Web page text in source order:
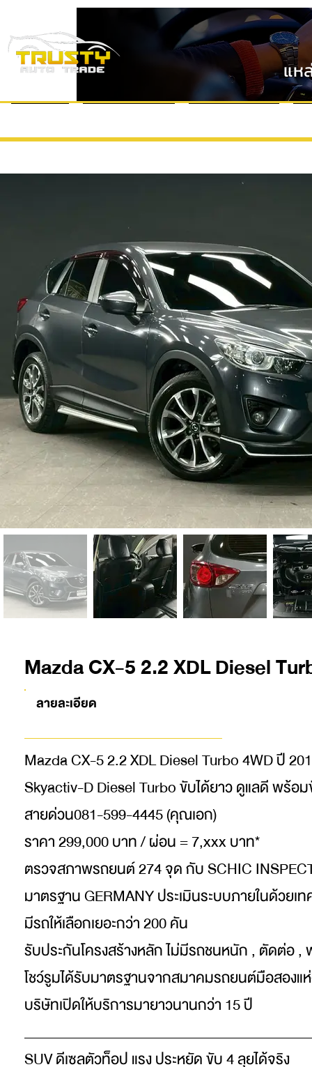
แห
Mazda CX-5 2.2 XDL Diesel
ลายละเอียด
Mazda CX-5 2.2 XDL Diesel Turbo 4WD ปี
Skyactiv-D Diesel Turbo ขับได้ยาว ดูแลดี พร้อ
สายด่วน081-599-4445 (คุณเอก)
ราคา 299,000 บาท / ผ่อน = 7,xxx บาท*
ตรวจสภาพรถยนต์ 274 จุด กับ SCHIC
มาตรฐาน GERMANY ประเมินระบบภายในด้วยเ
มีรถให้เลือกเยอะกว่า 200 คัน
รับประกันโครงสร้างหลัก ไม่มีรถชนหนัก , ตัดต่อ
โชว์รูมได้รับมาตรฐานจากสมาคมรถยนต์มือสองแห่
บริษัทเปิดให้บริการมายาวนานกว่า 15 ปี
SUV ดีเซลตัวท็อป แรง ประหยัด ขับ 4 ลุยได้จริง